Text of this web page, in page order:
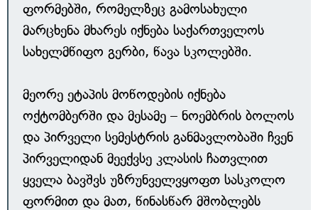
ფორმებში, რომელზეც გამოსახული
მარცხენა მხარეს იქნება საქართველოს
სახელმწიფო გერბი, წავა სკოლებში.
მეორე ეტაპის მოწოდების იქნება
ოქტომბერში და მესამე – ნოემბრის ბოლოს
და პირველი სემესტრის განმავლობაში ჩვენ
პირველიდან მეექვსე კლასის ჩათვლით
ყველა ბავშვს უზრუნველვყოფთ სასკოლო
ფორმით და მათ, წინასწარ მშობლებს